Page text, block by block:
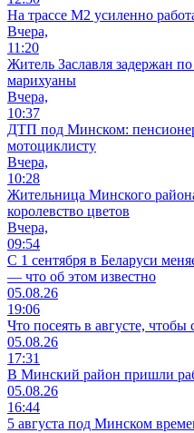
На трассе М2 усиленно
Вчера,
11:20
Житель Заславля задержан
марихуаны
Вчера,
10:37
ДТП под Минском:
мотоциклисту
Вчера,
10:28
Жительница Минского
королевство цветов
Вчера,
09:54
С 1 сентября в Беларуси
— что об этом известно
05.08.26
19:06
Что посеять в августе,
05.08.26
17:31
В Минский район пришли
05.08.26
16:44
5 августа под Минском